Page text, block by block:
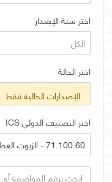
اختر سنة الإصدار
الكل
اختر الحالة
اختر التصنيف الدولي ICS
71.100.60 - الزيوت العطرية